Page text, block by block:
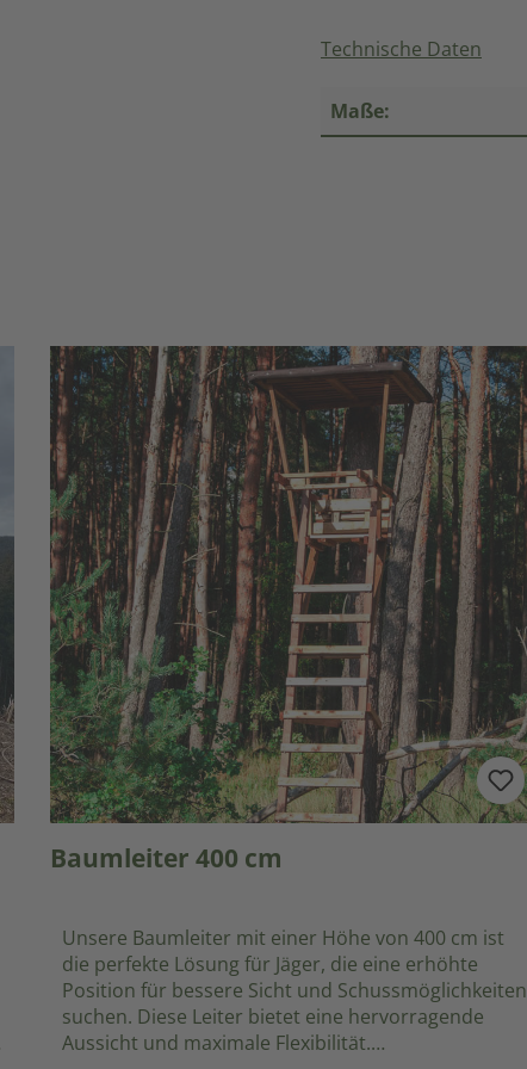
Technische Daten
Maße:
Baumleiter 400 cm
Unsere Baumleiter mit einer Höhe von 400 cm ist
die perfekte Lösung für Jäger, die eine erhöhte
Position für bessere Sicht und Schussmöglichkeiten
suchen. Diese Leiter bietet eine hervorragende
Aussicht und maximale Flexibilität.